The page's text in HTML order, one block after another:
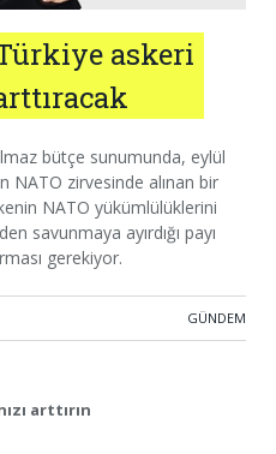
askeri
bütçe sunumunda, eylül
NATO zirvesinde alınan bir
NATO yükümlülüklerini
savunmaya ayırdığı payı
gerekiyor.
GÜNDEM
arttırın